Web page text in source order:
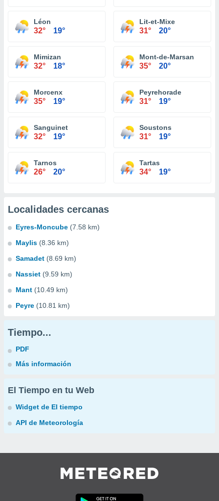
Léon
32° 19°
Lit-et-Mixe
31° 20°
Mimizan
32° 18°
Mont-de-Marsan
35° 20°
Morcenx
35° 19°
Peyrehorade
31° 19°
Sanguinet
32° 19°
Soustons
31° 19°
Tarnos
26° 20°
Tartas
34° 19°
Localidades cercanas
Eyres-Moncube (7.58 km)
Maylis (8.36 km)
Samadet (8.69 km)
Nassiet (9.59 km)
Mant (10.49 km)
Peyre (10.81 km)
Tiempo...
PDF
Más información
El Tiempo en tu Web
Widget de El tiempo
API de Meteorología